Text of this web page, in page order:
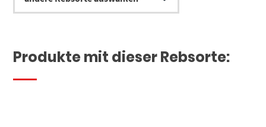
Produkte mit dieser Rebsorte: